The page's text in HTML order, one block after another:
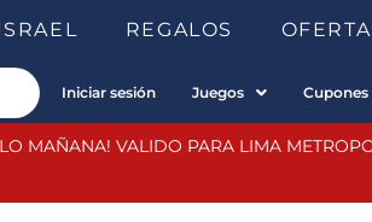
REGALOS
Iniciar sesión Juegos Cupones
MAÑANA! VALIDO PARA LIMA